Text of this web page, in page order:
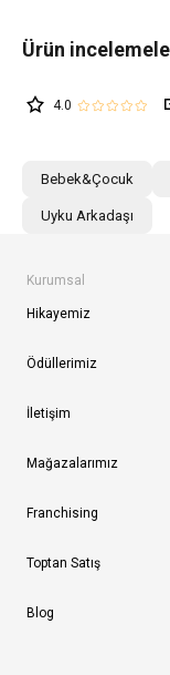
4.0
Bebek&Çocuk
Uyku Arkadaşı
Kurumsal
Hikayemiz
Ödüllerimiz
İletişim
Mağazalarımız
Franchising
Toptan Satış
Blog